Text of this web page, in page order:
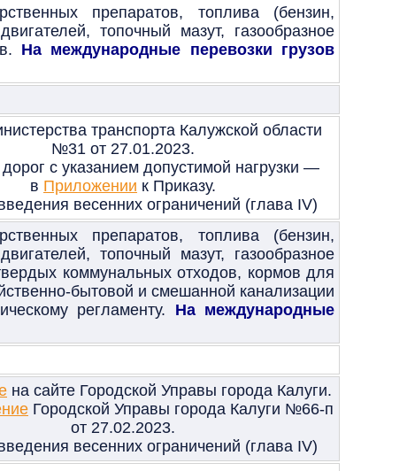
препаратов, топлива (бензин,
топочный мазут, газообразное
На международные перевозки грузов
транспорта Калужской области
№31 от 27.01.2023.
с указанием допустимой нагрузки —
в Приложении к Приказу.
весенних ограничений (глава IV)
препаратов, топлива (бензин,
топочный мазут, газообразное
коммунальных отходов, кормов для
бытовой и смешанной канализации
регламенту. На международные
на сайте Городской Управы города Калуги.
Городской Управы города Калуги №66-п
от 27.02.2023.
весенних ограничений (глава IV)